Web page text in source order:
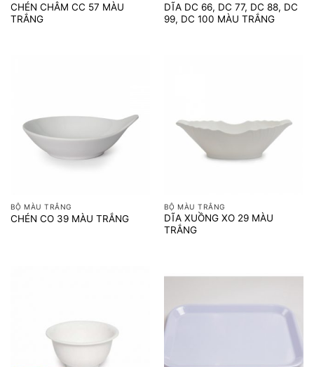
CHÉN CHÂM CC 57 MÀU
TRẮNG
DĨA DC 66, DC 77, DC 88, DC
99, DC 100 MÀU TRẮNG
BỘ MÀU TRẮNG
CHÉN CO 39 MÀU TRẮNG
BỘ MÀU TRẮNG
DĨA XUỒNG XO 29 MÀU
TRẮNG